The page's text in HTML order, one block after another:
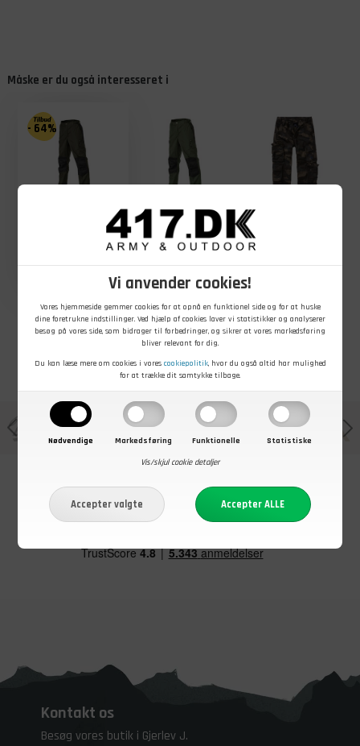
Vi anvender cookies!
Vores hjemmeside gemmer cookies for at opnå en funktionel side og for at huske
dine foretrukne indstillinger. Ved hjælp af cookies laver vi statistikker og analyserer
besøg på vores side, som bidrager til forbedringer, og sikrer at vores markedsføring
bliver relevant for dig.
Du kan læse mere om cookies i vores cookiepolitik, hvor du også altid har mulighed
for at trække dit samtykke tilbage.
Nødvendige Markedsføring Funktionelle
Statistiske
Vis/skjul cookie detaljer
Måske er du også interesseret i
- 64%
DKK 599,00DKK
Pinewood
Lappland
På lager - Køb nu
459,00
Brandit Kids
Pure Trouser,
Kontakt os
Besøg vores butik i Gjerlev J.